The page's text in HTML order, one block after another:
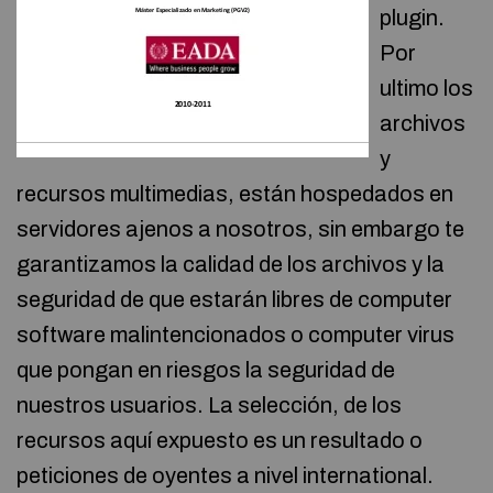
plugin.
Por
ultimo los
archivos
y
recursos multimedias, están hospedados en
servidores ajenos a nosotros, sin embargo te
garantizamos la calidad de los archivos y la
seguridad de que estarán libres de computer
software malintencionados o computer virus
que pongan en riesgos la seguridad de
nuestros usuarios. La selección, de los
recursos aquí expuesto es un resultado o
peticiones de oyentes a nivel international.